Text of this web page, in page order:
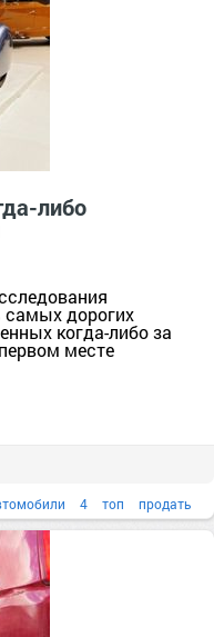
либо
самых дорогих
когда-либо за
месте
4 топ продать